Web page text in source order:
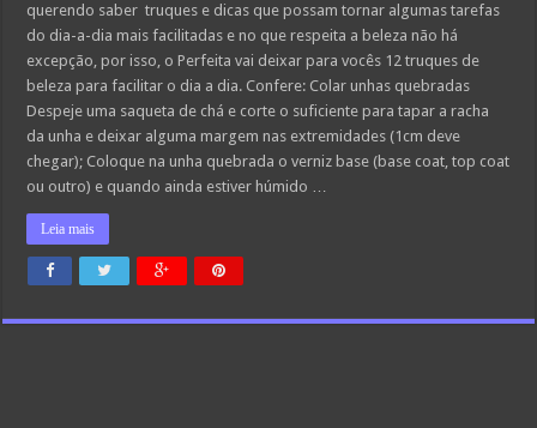
beleza
para
facilitar
o
dia
a
dia
querendo saber truques e dicas que possam tornar algumas tarefas
do dia-a-dia mais facilitadas e no que respeita a beleza não há
excepção, por isso, o Perfeita vai deixar para vocês 12 truques de
beleza para facilitar o dia a dia. Confere: Colar unhas quebradas
Despeje uma saqueta de chá e corte o suficiente para tapar a racha
da unha e deixar alguma margem nas extremidades (1cm deve
chegar); Coloque na unha quebrada o verniz base (base coat, top coat
ou outro) e quando ainda estiver húmido …
Leia mais